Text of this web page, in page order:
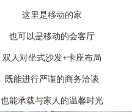
这里是移动的家
也可以是移动的会客厅
双人对坐式沙发+卡座布局
既能进行严谨的商务洽谈
也能承载与家人的温馨时光